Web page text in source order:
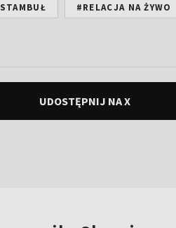
#RELACJA NA ŻYWO
UDOSTĘPNIJ NA X